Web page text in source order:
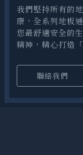
我們堅持所有的
康，全系列地板
您最舒適安全的
精神，精心打造
聯絡我們